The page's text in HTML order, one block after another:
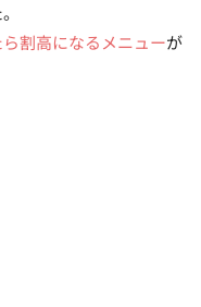
割高になるメニューが